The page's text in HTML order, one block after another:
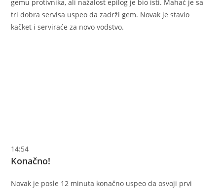
gemu protivnika, ali nažalost epilog je bio isti. Mahač je sa
tri dobra servisa uspeo da zadrži gem. Novak je stavio
kačket i serviraće za novo vođstvo.
14:54
Konačno!
Novak je posle 12 minuta konačno uspeo da osvoji prvi